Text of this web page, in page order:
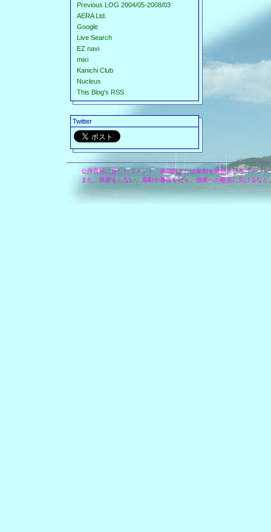
Previous LOG 2004/05-2008/03
AERA Ltd.
Google
Live Search
EZ navi
mixi
Kanichi Club
Nucleus
This Blog's RSS
Twitter
公序良俗に反したコメント、差別的または差別を連想させるコメン
また、挨拶をしない、扇動や暴言を吐く、他者への敬意に欠けるな